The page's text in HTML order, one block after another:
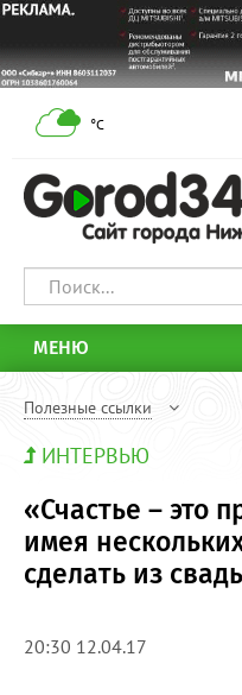
°С
МЕНЮ
Полезные ссылки
ИНТЕРВЬЮ
«Счастье – это
имея
сделать из
20:30 12.04.17